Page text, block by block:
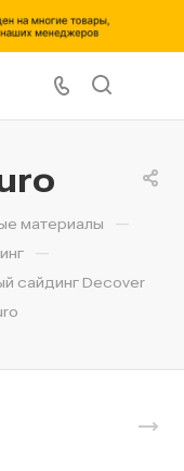
материалы —
—
сайдинг Decover